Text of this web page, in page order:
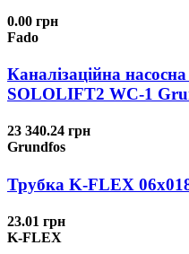
0.00 грн
Fado
Каналізаційна
SOLOLIFT2 WC-1
23 340.24 грн
Grundfos
Трубка K-FLEX
23.01 грн
K-FLEX